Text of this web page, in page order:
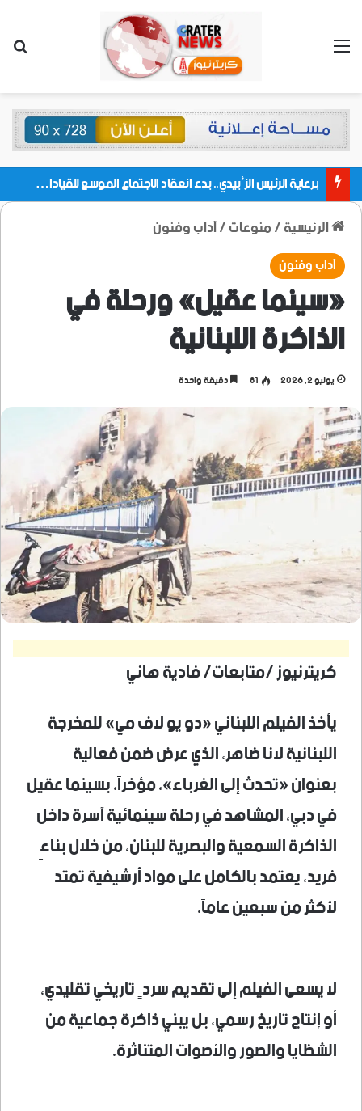
القائمة
برعاية الرئيس الزُبيدي.. بدء انعقاد الاجتماع الموسع للقيادات المحلية بالعاصمة ولمديريات وكتل مجلس العموم ومنسقيات الجامعة بالعاصمة عدن
الرئيسية/منوعات/آداب وفنون
آداب وفنون
«سينما عقيل» ورحلة في
الذاكرة اللبنانية
يوليو 2, 2026 81 دقيقة واحدة
كريترنيوز /متابعات/ فادية هاني
يأخذ الفيلم اللبناني «دو يو لاف مي» للمخرجة
اللبنانية لانا ضاهر، الذي عرض ضمن فعالية
بعنوان «تحدث إلى الغرباء»، مؤخراً، بسينما عقيل
في دبي، المشاهد في رحلة سينمائية آسرة داخل
الذاكرة السمعية والبصرية للبنان، من خلال بناءٍ
فريد، يعتمد بالكامل على مواد أرشيفية تمتد
لأكثر من سبعين عاماً.
لا يسعى الفيلم إلى تقديم سردٍ تاريخي تقليدي،
أو إنتاج تاريخ رسمي، بل يبني ذاكرة جماعية من
الشظايا والصور والأصوات المتناثرة.